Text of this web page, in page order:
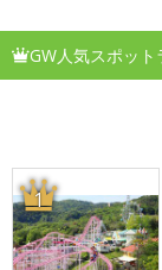
GW人気スポット
1